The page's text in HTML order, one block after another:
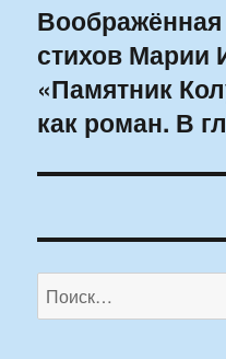
Следующая
запись:
стихов Марии
«Памятник
как роман. В
Искать: